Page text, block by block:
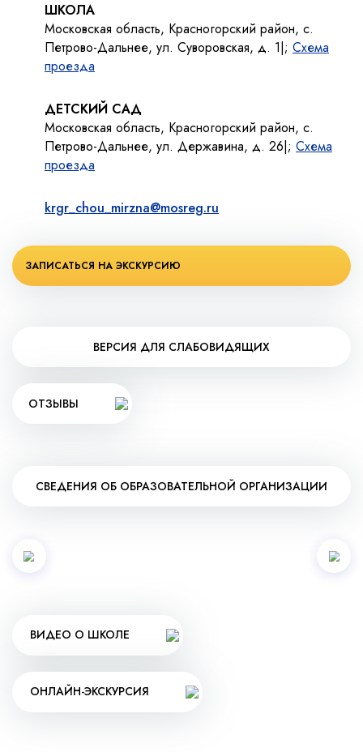
ШКОЛА
Московская область, Красногорский район, с.
Петрово-Дальнее, ул. Суворовская, д. 1|; Схема
проезда
ДЕТСКИЙ САД
Московская область, Красногорский район, с.
Петрово-Дальнее, ул. Державина, д. 26|; Схема
проезда
krgr_chou_mirzna@mosreg.ru
ЗАПИСАТЬСЯ НА ЭКСКУРСИЮ
ВЕРСИЯ ДЛЯ СЛАБОВИДЯЩИХ
ОТЗЫВЫ
СВЕДЕНИЯ ОБ ОБРАЗОВАТЕЛЬНОЙ ОРГАНИЗАЦИИ
ВИДЕО О ШКОЛЕ
ОНЛАЙН-ЭКСКУРСИЯ